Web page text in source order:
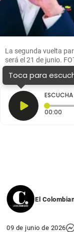
La segunda vuelta
será el 21 de junio.
Toca para
ESCUCHA
00:00
El
09 de junio de 2026